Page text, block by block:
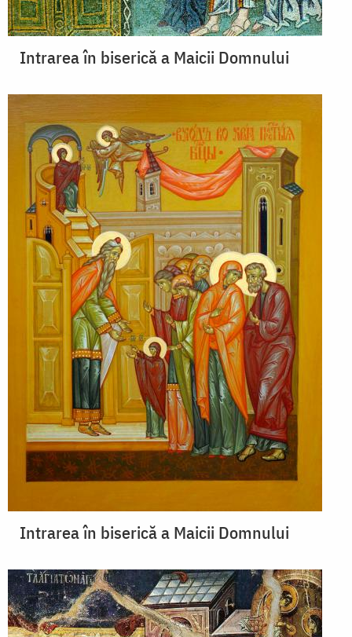
Intrarea în biserică a Maicii Domnului
Intrarea în biserică a Maicii Domnului